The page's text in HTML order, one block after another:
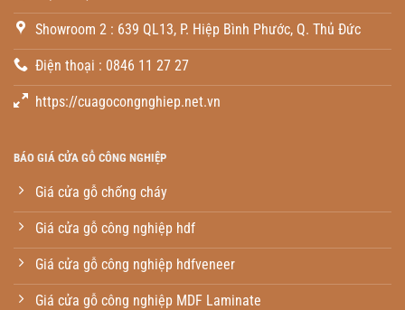
Showroom 2 : 639 QL13, P. Hiệp Bình Phước, Q. Thủ Đức
Điện thoại : 0846 11 27 27
https://cuagocongnghiep.net.vn
BÁO GIÁ CỬA GỖ CÔNG NGHIỆP
Giá cửa gỗ chống cháy
Giá cửa gỗ công nghiệp hdf
Giá cửa gỗ công nghiệp hdfveneer
Giá cửa gỗ công nghiệp MDF Laminate